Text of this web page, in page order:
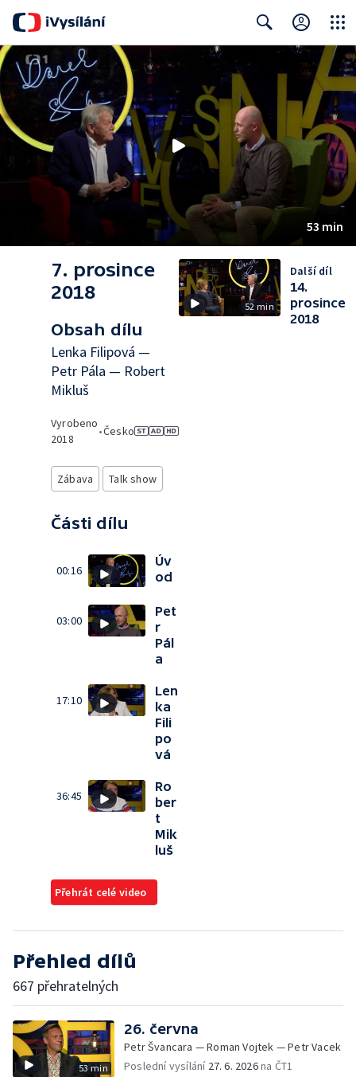
Close
53 min
7. prosince
2018
Obsah dílu
Lenka Filipová —
Petr Pála — Robert
Mikluš
Vyrobeno
2018
•Česko
Zábava Talk show
Části dílu
00:16
Úv
od
03:00
Pet
r
Pál
a
17:10
Len
ka
Fili
po
vá
36:45
Ro
ber
t
Mik
luš
Přehrát celé video
52 min
Další díl
14.
prosince
2018
Přehled dílů
667 přehratelných
53 min
26. června
Petr Švancara — Roman Vojtek — Petr Vacek
Poslední vysílání 27. 6. 2026na ČT1